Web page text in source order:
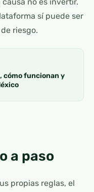
sí puede ser
riesgo.
cómo funcionan y
a paso
propias reglas, el